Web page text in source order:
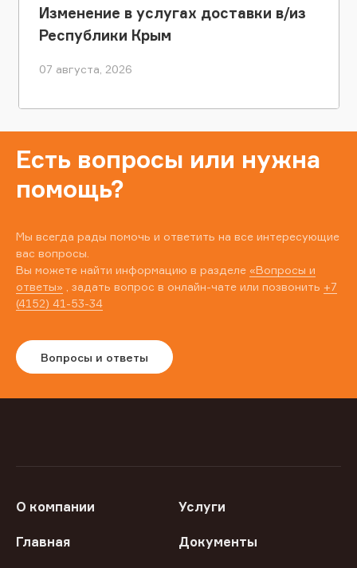
Изменение в услугах доставки в/из
Республики Крым
07 августа, 2026
Есть вопросы или нужна
помощь?
Мы всегда рады помочь и ответить на все интересующие
вас вопросы.
Вы можете найти информацию в разделе «Вопросы и
ответы» , задать вопрос в онлайн-чате или позвонить +7
(4152) 41-53-34
Вопросы и ответы
О компании Услуги
Главная Документы